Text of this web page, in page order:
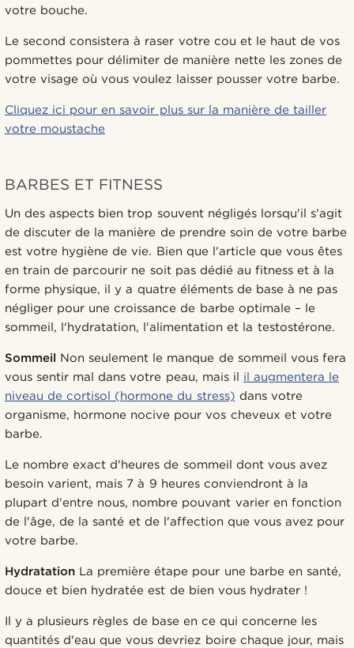
votre bouche.
Le second consistera à raser votre cou et le haut de vos
pommettes pour délimiter de manière nette les zones de
votre visage où vous voulez laisser pousser votre barbe.
Cliquez ici pour en savoir plus sur la manière de tailler
votre moustache
BARBES ET FITNESS
Un des aspects bien trop souvent négligés lorsqu'il s'agit
de discuter de la manière de prendre soin de votre barbe
est votre hygiène de vie. Bien que l'article que vous êtes
en train de parcourir ne soit pas dédié au fitness et à la
forme physique, il y a quatre éléments de base à ne pas
négliger pour une croissance de barbe optimale – le
sommeil, l'hydratation, l'alimentation et la testostérone.
Sommeil Non seulement le manque de sommeil vous fera
vous sentir mal dans votre peau, mais il il augmentera le
niveau de cortisol (hormone du stress) dans votre
organisme, hormone nocive pour vos cheveux et votre
barbe.
Le nombre exact d'heures de sommeil dont vous avez
besoin varient, mais 7 à 9 heures conviendront à la
plupart d'entre nous, nombre pouvant varier en fonction
de l'âge, de la santé et de l'affection que vous avez pour
votre barbe.
Hydratation La première étape pour une barbe en santé,
douce et bien hydratée est de bien vous hydrater !
Il y a plusieurs règles de base en ce qui concerne les
quantités d'eau que vous devriez boire chaque jour, mais